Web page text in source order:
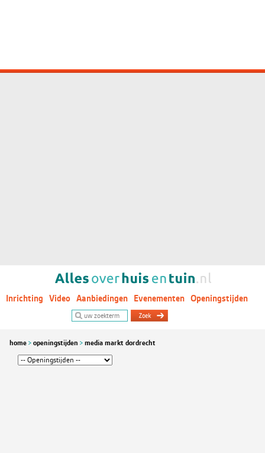
Inrichting Video Aanbiedingen Evenementen Openingstijden
home openingstijden media markt dordrecht